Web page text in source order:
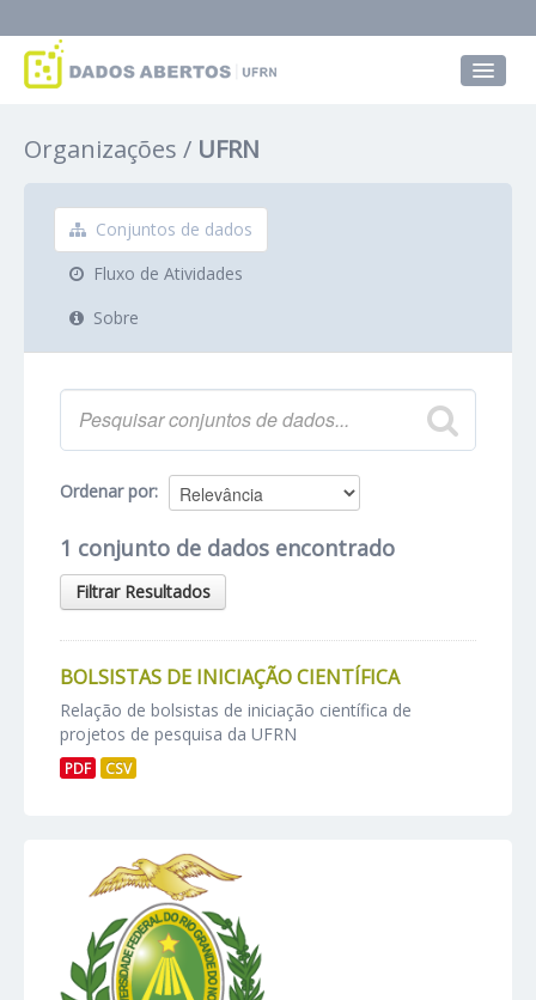
Grupos
Sobre
Organizações UFRN
Conjuntos de dados
Fluxo de Atividades
Sobre
Ordenar por
1 conjunto de dados encontrado
Filtrar Resultados
BOLSISTAS DE INICIAÇÃO CIENTÍFICA
Relação de bolsistas de iniciação científica de
projetos de pesquisa da UFRN
PDF CSV